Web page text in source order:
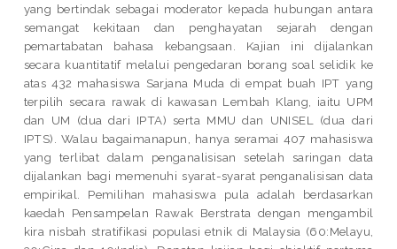
yang bertindak sebagai moderator kepada hubungan antara
semangat kekitaan dan penghayatan sejarah dengan
pemartabatan bahasa kebangsaan. Kajian ini dijalankan
secara kuantitatif melalui pengedaran borang soal selidik ke
atas 432 mahasiswa Sarjana Muda di empat buah IPT yang
terpilih secara rawak di kawasan Lembah Klang, iaitu UPM
dan UM (dua dari IPTA) serta MMU dan UNISEL (dua dari
IPTS). Walau bagaimanapun, hanya seramai 407 mahasiswa
yang terlibat dalam penganalisisan setelah saringan data
dijalankan bagi memenuhi syarat-syarat penganalisisan data
empirikal. Pemilihan mahasiswa pula adalah berdasarkan
kaedah Pensampelan Rawak Berstrata dengan mengambil
kira nisbah stratifikasi populasi etnik di Malaysia (60:Melayu,